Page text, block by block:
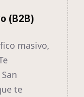
(B2B)
masivo,
te